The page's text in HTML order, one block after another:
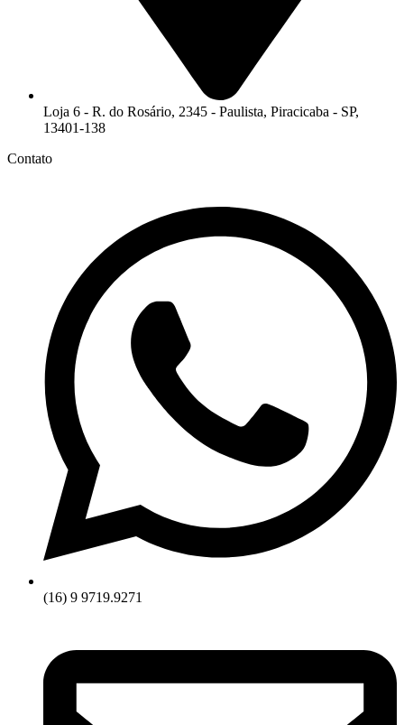
Loja 6 - R. do Rosário, 2345 - Paulista, Piracicaba - SP,
13401-138
Contato
(16) 9 9719.9271